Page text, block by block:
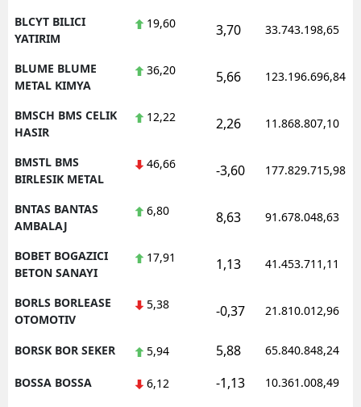
BLCYT BILICI
YATIRIM
19,60 3,70 33.743.198,65
BLUME BLUME
METAL KIMYA
36,20 5,66 123.196.696,84
BMSCH BMS CELIK
HASIR
12,22 2,26 11.868.807,10
BMSTL BMS
BIRLESIK METAL
46,66 -3,60 177.829.715,98
BNTAS BANTAS
AMBALAJ
6,80 8,63 91.678.048,63
BOBET BOGAZICI
BETON SANAYI
17,91 1,13 41.453.711,11
BORLS BORLEASE
OTOMOTIV
5,38 -0,37 21.810.012,96
BORSK BOR SEKER 5,94 5,88 65.840.848,24
BOSSA BOSSA 6,12 -1,13 10.361.008,49